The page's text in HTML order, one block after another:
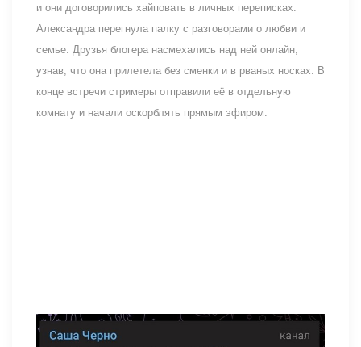
и они договорились хайповать в личных переписках.
Александра перегнула палку с разговорами о любви и
семье. Друзья блогера насмехались над ней онлайн,
узнав, что она прилетела без сменки и в рваных носках. В
конце встречи стримеры отправили её в отдельную
комнату и начали оскорблять прямым эфиром.